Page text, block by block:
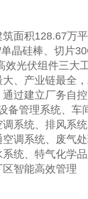
积128.67万平
晶硅棒、切片
效光伏组件三大
、产业链最全
过建立厂务自
备管理系统、车
系统、排风系统
调系统、废气
统、特气化学
智能高效管理